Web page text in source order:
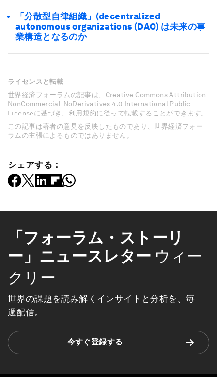
「分散型自律組織」(decentralized
autonomous organizations (DAO) は未来の事
業構造となるのか
ライセンスと転載
世界経済フォーラムの記事は、Creative Commons Attribution-
NonCommercial-NoDerivatives 4.0 International Public
Licenseに基づき、利用規約に従って転載することができます。
この記事は著者の意見を反映したものであり、世界経済フォー
ラムの主張によるものではありません。
シェアする：
「フォーラム・ストーリ
ー」ニュースレター ウィー
クリー
世界の課題を読み解くインサイトと分析を、毎
週配信。
今すぐ登録する